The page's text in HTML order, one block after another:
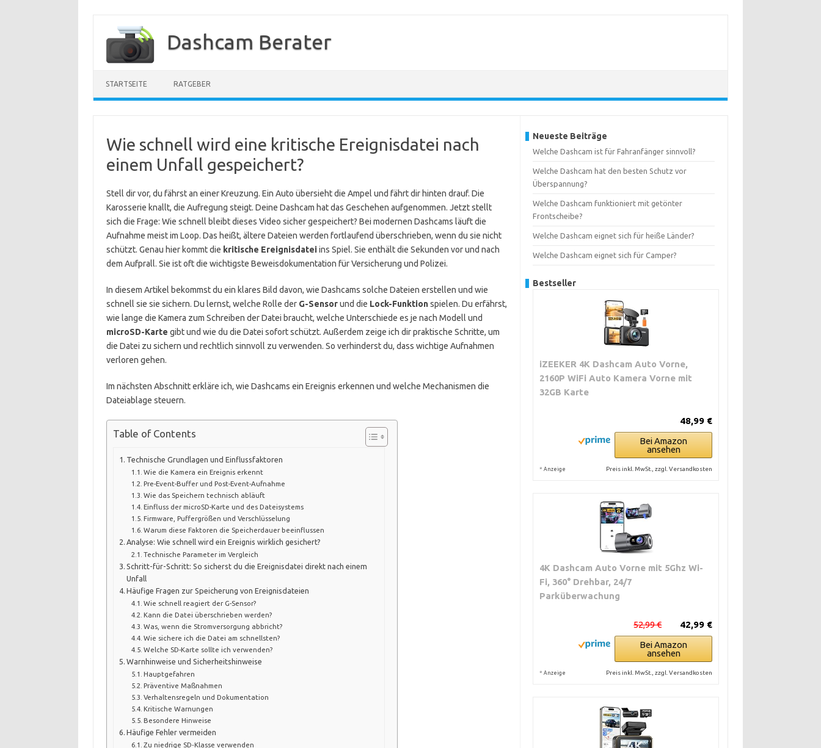
springen
Dashcam Berater
STARTSEITE RATGEBER
Wie schnell wird eine kritische Ereignisdatei nach
einem Unfall gespeichert?
Stell dir vor, du fährst an einer Kreuzung. Ein Auto übersieht die Ampel und fährt dir hinten drauf. Die
Karosserie knallt, die Aufregung steigt. Deine Dashcam hat das Geschehen aufgenommen. Jetzt stellt
sich die Frage: Wie schnell bleibt dieses Video sicher gespeichert? Bei modernen Dashcams läuft die
Aufnahme meist im Loop. Das heißt, ältere Dateien werden fortlaufend überschrieben, wenn du sie nicht
schützt. Genau hier kommt die kritische Ereignisdateiins Spiel. Sie enthält die Sekunden vor und nach
dem Aufprall. Sie ist oft die wichtigste Beweisdokumentation für Versicherung und Polizei.
In diesem Artikel bekommst du ein klares Bild davon, wie Dashcams solche Dateien erstellen und wie
schnell sie sie sichern. Du lernst, welche Rolle der G-Sensorund die Lock-Funktionspielen. Du erfährst,
wie lange die Kamera zum Schreiben der Datei braucht, welche Unterschiede es je nach Modell und
microSD-Karte gibt und wie du die Datei sofort schützt. Außerdem zeige ich dir praktische Schritte, um
die Datei zu sichern und rechtlich sinnvoll zu verwenden. So verhinderst du, dass wichtige Aufnahmen
verloren gehen.
Im nächsten Abschnitt erkläre ich, wie Dashcams ein Ereignis erkennen und welche Mechanismen die
Dateiablage steuern.
Table of Contents
Technische Grundlagen und Einflussfaktoren
Wie die Kamera ein Ereignis erkennt
Pre-Event-Buffer und Post-Event-Aufnahme
Wie das Speichern technisch abläuft
Einfluss der microSD-Karte und des Dateisystems
Firmware, Puffergrößen und Verschlüsselung
Warum diese Faktoren die Speicherdauer beeinflussen
Analyse: Wie schnell wird ein Ereignis wirklich gesichert?
Technische Parameter im Vergleich
Schritt-für-Schritt: So sicherst du die Ereignisdatei direkt nach einem
Unfall
Häufige Fragen zur Speicherung von Ereignisdateien
Wie schnell reagiert der G-Sensor?
Kann die Datei überschrieben werden?
Was, wenn die Stromversorgung abbricht?
Wie sichere ich die Datei am schnellsten?
Welche SD-Karte sollte ich verwenden?
Warnhinweise und Sicherheitshinweise
Hauptgefahren
Präventive Maßnahmen
Verhaltensregeln und Dokumentation
Kritische Warnungen
Besondere Hinweise
Häufige Fehler vermeiden
Zu niedrige SD‑Klasse verwenden
Neueste Beiträge
Welche Dashcam ist für Fahranfänger sinnvoll?
Welche Dashcam hat den besten Schutz vor
Überspannung?
Welche Dashcam funktioniert mit getönter
Frontscheibe?
Welche Dashcam eignet sich für heiße Länder?
Welche Dashcam eignet sich für Camper?
Bestseller
iZEEKER 4K Dashcam Auto Vorne,
2160P WiFi Auto Kamera Vorne mit
32GB Karte
48,99 €
Bei Amazon
ansehen
* Anzeige Preis inkl. MwSt., zzgl. Versandkosten
4K Dashcam Auto Vorne mit 5Ghz Wi-
Fi, 360° Drehbar, 24/7
Parküberwachung
42,99 €
52,99 €
Bei Amazon
ansehen
* Anzeige Preis inkl. MwSt., zzgl. Versandkosten